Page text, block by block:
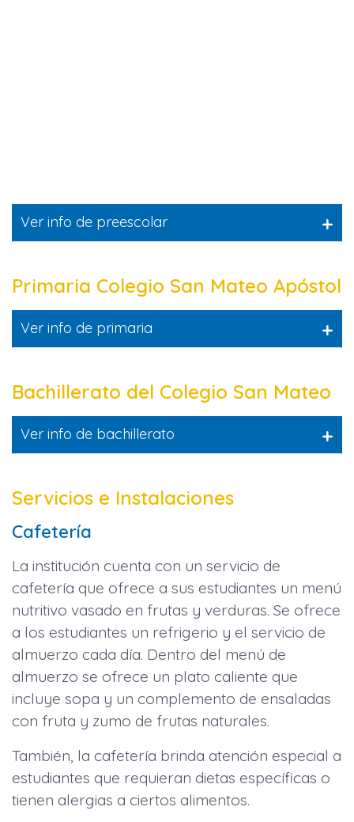
Ver info de preescolar +
Primaria Colegio San Mateo Apóstol
Ver info de primaria +
Bachillerato del Colegio San Mateo
Ver info de bachillerato +
Servicios e Instalaciones
Cafetería
La institución cuenta con un servicio de
cafetería que ofrece a sus estudiantes un menú
nutritivo vasado en frutas y verduras. Se ofrece
a los estudiantes un refrigerio y el servicio de
almuerzo cada día. Dentro del menú de
almuerzo se ofrece un plato caliente que
incluye sopa y un complemento de ensaladas
con fruta y zumo de frutas naturales.
También, la cafetería brinda atención especial a
estudiantes que requieran dietas específicas o
tienen alergias a ciertos alimentos.